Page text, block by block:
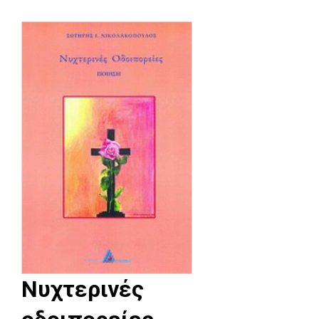
Νυχτερινές